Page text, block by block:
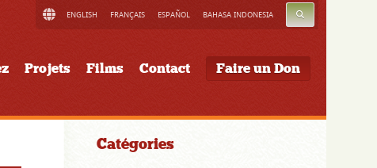
ENGLISH FRANÇAIS ESPAÑOL BAHASA INDONESIA RECHERCHE
Projets Films Contact Faire un Don
Catégories